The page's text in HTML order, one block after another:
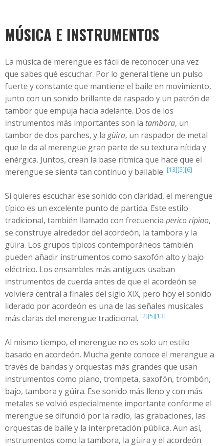
MÚSICA E INSTRUMENTOS
La música de merengue es fácil de reconocer una vez
que sabes qué escuchar. Por lo general tiene un pulso
fuerte y constante que mantiene el baile en movimiento,
junto con un sonido brillante de raspado y un patrón de
tambor que empuja hacia adelante. Dos de los
instrumentos más importantes son la tambora, un
tambor de dos parches, y la güira, un raspador de metal
que le da al merengue gran parte de su textura nítida y
enérgica. Juntos, crean la base rítmica que hace que el
merengue se sienta tan continuo y bailable. [13][5][6]
Si quieres escuchar ese sonido con claridad, el merengue
típico es un excelente punto de partida. Este estilo
tradicional, también llamado con frecuencia perico ripiao,
se construye alrededor del acordeón, la tambora y la
güira. Los grupos típicos contemporáneos también
pueden añadir instrumentos como saxofón alto y bajo
eléctrico. Los ensambles más antiguos usaban
instrumentos de cuerda antes de que el acordeón se
volviera central a finales del siglo XIX, pero hoy el sonido
liderado por acordeón es una de las señales musicales
más claras del merengue tradicional. [2][5][13]
Al mismo tiempo, el merengue no es solo un estilo
basado en acordeón. Mucha gente conoce el merengue a
través de bandas y orquestas más grandes que usan
instrumentos como piano, trompeta, saxofón, trombón,
bajo, tambora y güira. Ese sonido más lleno y con más
metales se volvió especialmente importante conforme el
merengue se difundió por la radio, las grabaciones, las
orquestas de baile y la interpretación pública. Aun así,
instrumentos como la tambora, la güira y el acordeón